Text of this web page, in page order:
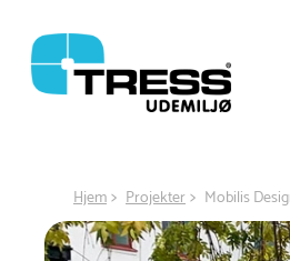
Hjem Projekter Mobilis